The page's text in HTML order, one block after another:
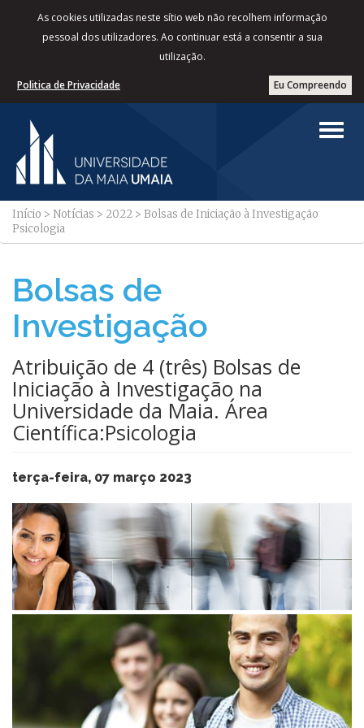
As cookies utilizadas neste sítio web não recolhem informação
pessoal dos utilizadores. Ao continuar está a consentir a sua
utilização.
Eu Compreendo
Politica de Privacidade
Início > Notícias > 2022 > Bolsas de Iniciação à Investigação
Psicologia
Bolsas de
Investigação
Atribuição de 4 (três) Bolsas de
Iniciação à Investigação na
Universidade da Maia. Área
Científica:Psicologia
terça-feira, 07 março 2023